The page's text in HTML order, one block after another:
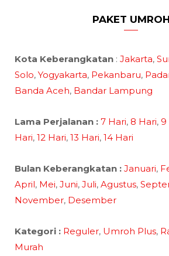
PAKET UMROH
Kota Keberangkatan : Jakarta,
Solo, Yogyakarta, Pekanbaru,
Banda Aceh, Bandar Lampung
Lama Perjalanan : 7 Hari, 8 Hari, 9
Hari, 12 Hari, 13 Hari, 14 Hari
Bulan Keberangkatan : Januari,
April, Mei, Juni, Juli, Agustus,
November, Desember
Kategori : Reguler, Umroh Plus,
Murah